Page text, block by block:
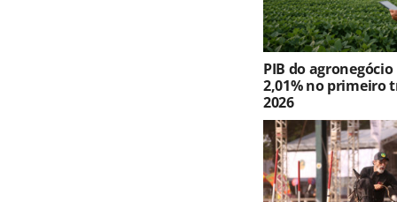
PIB do
2,01% no primeiro
2026